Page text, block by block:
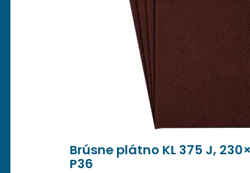
Brúsne plátno KL 375 J,
P36